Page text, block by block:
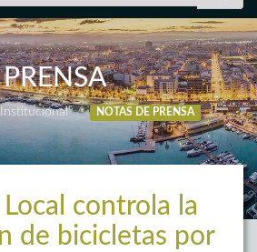
NOTAS DE PRENSA
Local controla la
de bicicletas por